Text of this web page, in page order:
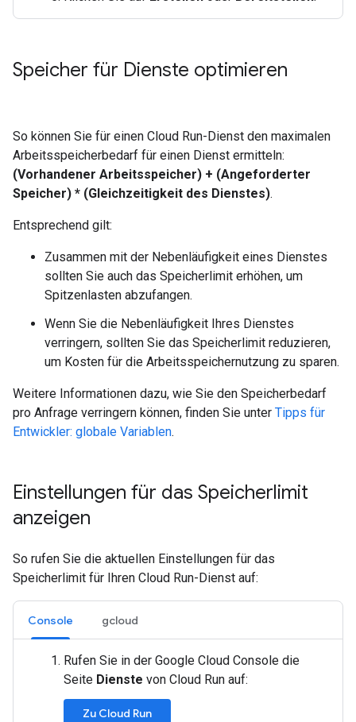
Speicher für Dienste optimieren
So können Sie für einen Cloud Run-Dienst den maximalen
Arbeitsspeicherbedarf für einen Dienst ermitteln:
(Vorhandener Arbeitsspeicher) + (Angeforderter
Speicher) * (Gleichzeitigkeit des Dienstes).
Entsprechend gilt:
Zusammen mit der Nebenläufigkeit eines Dienstes
sollten Sie auch das Speicherlimit erhöhen, um
Spitzenlasten abzufangen.
Wenn Sie die Nebenläufigkeit Ihres Dienstes
verringern, sollten Sie das Speicherlimit reduzieren,
um Kosten für die Arbeitsspeichernutzung zu sparen.
Weitere Informationen dazu, wie Sie den Speicherbedarf
pro Anfrage verringern können, finden Sie unter Tipps für
Entwickler: globale Variablen.
Einstellungen für das Speicherlimit
anzeigen
So rufen Sie die aktuellen Einstellungen für das
Speicherlimit für Ihren Cloud Run-Dienst auf:
Console gcloud
Rufen Sie in der Google Cloud Console die
Seite Dienste von Cloud Run auf:
Zu Cloud Run